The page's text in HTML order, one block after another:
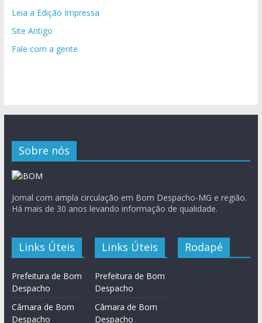
Leia a Edição Impressa
Site Antigo
Fale com a gente
Sobre nós
Jornal com ampla circulação em Bom Despacho-MG e região.
Há mais de 30 anos levando informação de qualidade.
Links Úteis
Prefeitura de Bom
Despacho
Câmara de Bom
Despacho
Links Úteis
Prefeitura de Bom
Despacho
Câmara de Bom
Despacho
Rodapé